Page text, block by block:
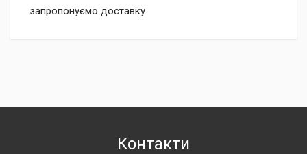
запропонуємо доставку.
Контакти